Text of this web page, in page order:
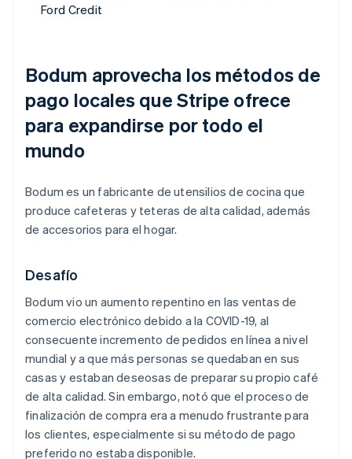
Ford Credit
Bodum aprovecha los métodos de
pago locales que Stripe ofrece
para expandirse por todo el
mundo
Bodum es un fabricante de utensilios de cocina que
produce cafeteras y teteras de alta calidad, además
de accesorios para el hogar.
Desafío
Bodum vio un aumento repentino en las ventas de
comercio electrónico debido a la COVID-19, al
consecuente incremento de pedidos en línea a nivel
mundial y a que más personas se quedaban en sus
casas y estaban deseosas de preparar su propio café
de alta calidad. Sin embargo, notó que el proceso de
finalización de compra era a menudo frustrante para
los clientes, especialmente si su método de pago
preferido no estaba disponible.